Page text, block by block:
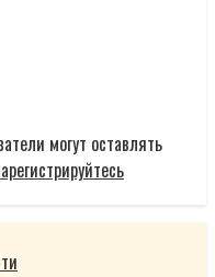
могут оставлять